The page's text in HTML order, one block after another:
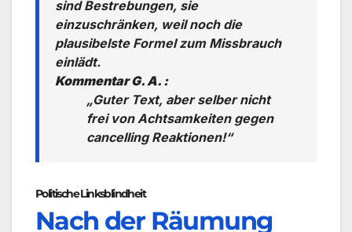
sind Bestrebungen, sie
einzuschränken, weil noch die
plausibelste Formel zum Missbrauch
einlädt.
Kommentar G. A. :
„Guter Text, aber selber nicht
frei von Achtsamkeiten gegen
cancelling Reaktionen!“
Politische Linksblindheit
Nach der Räumung